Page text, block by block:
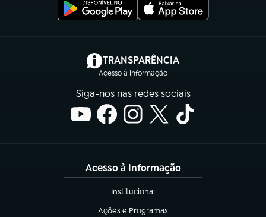
TRANSPARÊNCIA
Acesso à Informação
(abre em nova aba)
Siga-nos nas redes sociais
Acesso à Informação
Institucional
(abre em nova aba)
Ações e Programas
(abre em nova aba)